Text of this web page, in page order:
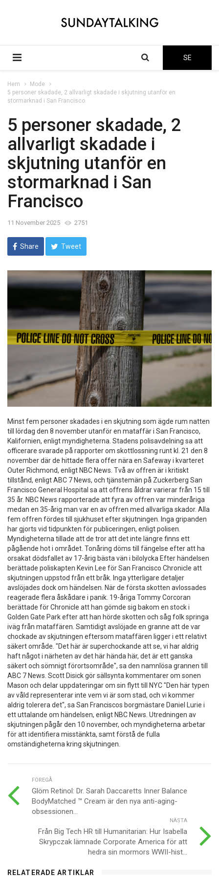
SE
Hem
Mode
5 personer skadade, 2 allvarligt skadade i skjutning utanför en
stormarknad i San Francisco
5 personer skadade, 2
allvarligt skadade i
skjutning utanför en
stormarknad i San
Francisco
11 November 2025 2751
Share Tweet
Minst fem personer skadades i en skjutning som ägde rum natten
till lördag den 8 november utanför en mataffär i San Francisco,
Kalifornien, enligt myndigheterna. Stadens polisavdelning sa att
officerare svarade på rapporter om skottlossning runt kl. 21 den 8
november där de hittade flera offer nära en Safeway i kvarteret
Outer Richmond, enligt NBC News. Två av offren är i kritiskt
tillstånd, enligt ABC 7 News, och tjänstemän på Zuckerberg San
Francisco General Hospital sa att offrens åldrar varierar från 15 till
35 år. NBC News rapporterade att fyra av offren var minderåriga
medan en 35-årig man var en av offren med allvarliga skador. Alla
fem offren fördes till sjukhuset efter skjutningen. Inga gripanden
har gjorts vid tidpunkten för publiceringen, enligt polisen.
Myndigheterna tillade att de tror att det inte längre finns ett
pågående hot i området. Tonåring döms till fängelse efter att ha
orsakat dödsfallet av 17-årig bästa vän i bilolycka Efter händelsen
berättade poliskapten Kevin Lee för San Francisco Chronicle att
skjutningen uppstod från ett bråk. Inga ytterligare detaljer
avslöjades dock om händelsen. När de första skotten avlossades
reagerade flera åskådare i panik. 19-åriga Tommy Corcoran
berättade för Chronicle att han gömde sig bakom en stock i
Golden Gate Park efter att han hörde skotten och såg folk springa
iväg från mataffären. Samtidigt avslöjade en granne att de var
chockade av skjutningen eftersom mataffären ligger i ett relativt
säkert område. "Det här är superchockande att se, vi har aldrig
haft något i närheten av det här hända här, det är ett ganska
säkert och sömnigt förortsområde", sa den namnlösa grannen till
ABC 7 News. Scott Disick gör sällsynta kommentarer om sonen
Mason och delar uppdateringar om sin flytt till NYC "Den här typen
av våld representerar inte vem vi är som stad, och vi kommer
aldrig tolerera det", sa San Franciscos borgmästare Daniel Lurie i
ett uttalande om händelsen, enligt NBC News. Utredningen av
skjutningen pågår den 10 november, och myndigheterna arbetar
för att identifiera misstänkta, samt förstå de fulla
omständigheterna kring skjutningen.
FÖREGÅ
Glöm Retinol: Dr. Sarah Daccaretts Inner Balance
BodyMatched ™ Cream är den nya anti-aging-
obsessionen...
NÄSTA
Från Big Tech HR till Humanitarian: Hur Isabella
Skrypczak lämnade Corporate America för att
hedra sin mormors WWII-hist...
RELATERADE ARTIKLAR